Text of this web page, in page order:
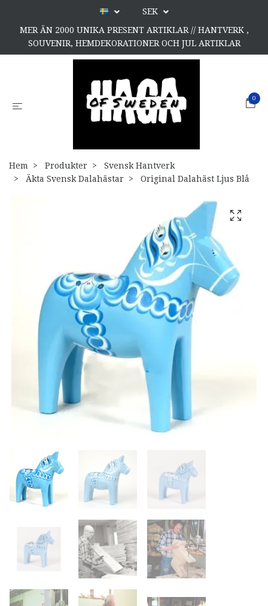
SEK
MER ÄN 2000 UNIKA PRESENT ARTIKLAR // HANTVERK ,
SOUVENIR, HEMDEKORATIONER OCH JUL ARTIKLAR
0
Hem Produkter
Svensk Hantverk
Äkta Svensk Dalahästar
Original Dalahäst Ljus Blå